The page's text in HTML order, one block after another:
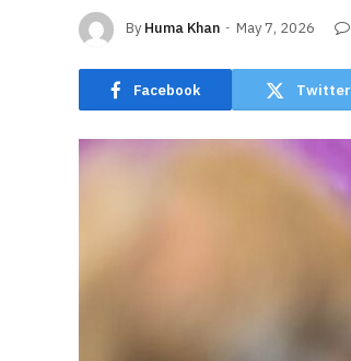
By Huma Khan May 7, 2026
Facebook Twitter